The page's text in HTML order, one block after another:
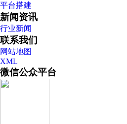
平台搭建
新闻资讯
行业新闻
联系我们
网站地图
XML
微信公众平台